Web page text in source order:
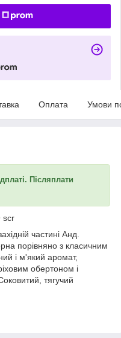
Оплата Умови
Післяплати
scr
частині Анд.
порівняно з класичним
і м'який аромат,
обертоном і
тягучий